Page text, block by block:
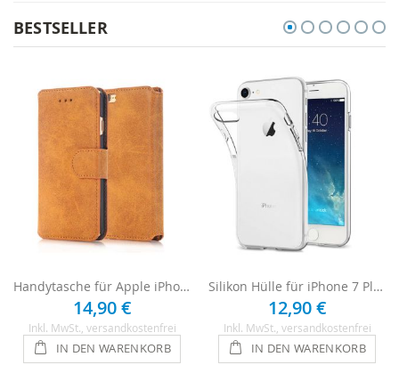
BESTSELLER
Handytasche für Apple iPhone 7 Plus - Braun
14,90 €
Inkl. MwSt. , versandkostenfrei
IN DEN WARENKORB
Silikon Hülle für iPhone 7 Plus - Transparent
12,90 €
Inkl. MwSt. , versandkostenfrei
IN DEN WARENKORB